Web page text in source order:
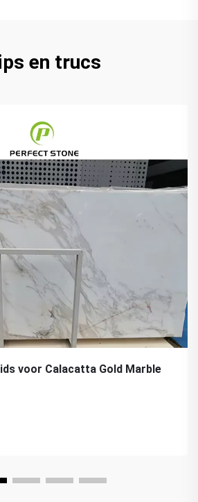
en trucs
voor Calacatta Gold Marble